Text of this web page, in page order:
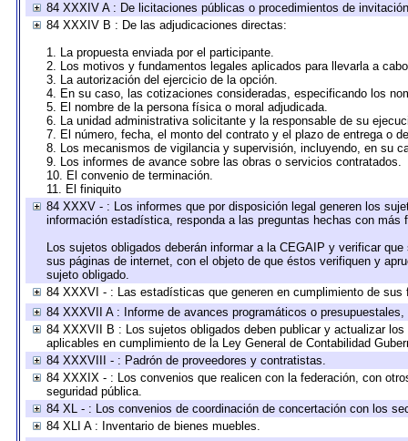
84 XXXIV A : De licitaciones públicas o procedimientos de
84 XXXIV B : De las adjudicaciones directas:
1. La propuesta enviada por el participante.
2. Los motivos y fundamentos legales aplicados para llevarla a
3. La autorización del ejercicio de la opción.
4. En su caso, las cotizaciones consideradas, especificando los
5. El nombre de la persona física o moral adjudicada.
6. La unidad administrativa solicitante y la responsable de su
7. El número, fecha, el monto del contrato y el plazo de entrega o
8. Los mecanismos de vigilancia y supervisión, incluyendo, en su
9. Los informes de avance sobre las obras o servicios contratados.
10. El convenio de terminación.
11. El finiquito
84 XXXV - : Los informes que por disposición legal generen los
información estadística, responda a las preguntas hechas con más
Los sujetos obligados deberán informar a la CEGAIP y verificar
sus páginas de internet, con el objeto de que éstos verifiquen y
sujeto obligado.
84 XXXVI - : Las estadísticas que generen en cumplimiento de
84 XXXVII A : Informe de avances programáticos o
84 XXXVII B : Los sujetos obligados deben publicar y actualizar
aplicables en cumplimiento de la Ley General de Contabilidad
84 XXXVIII - : Padrón de proveedores y contratistas.
84 XXXIX - : Los convenios que realicen con la federación, con
seguridad pública.
84 XL - : Los convenios de coordinación de concertación con los
84 XLI A : Inventario de bienes muebles.